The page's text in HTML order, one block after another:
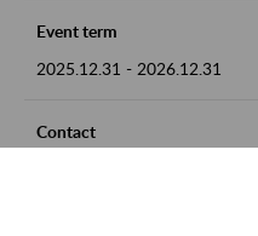
Event term
2025.12.31 - 2026.12.31
Contact